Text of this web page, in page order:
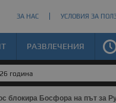
ЗА НАС УСЛОВИЯ ЗА
РАЗВЛЕЧЕНИЯ
в Пловдив
блокира Босфора на път за